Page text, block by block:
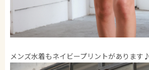
メンズ水着もネイビープリントがあります♪